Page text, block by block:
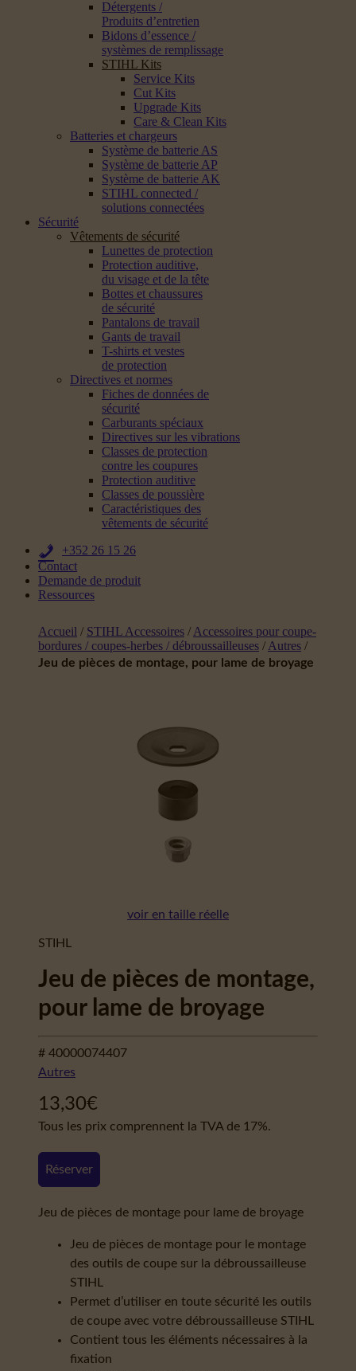
Détergents /
Produits d’entretien
Bidons d’essence /
systèmes de remplissage
STIHL Kits
Service Kits
Cut Kits
Upgrade Kits
Care & Clean Kits
Batteries et chargeurs
Système de batterie AS
Système de batterie AP
Système de batterie AK
STIHL connected /
solutions connectées
Sécurité
Vêtements de sécurité
Lunettes de protection
Protection auditive,
du visage et de la tête
Bottes et chaussures
de sécurité
Pantalons de travail
Gants de travail
T-shirts et vestes
de protection
Directives et normes
Fiches de données de
sécurité
Carburants spéciaux
Directives sur les vibrations
Classes de protection
contre les coupures
Protection auditive
Classes de poussière
Caractéristiques des
vêtements de sécurité
+352 26 15 26
Contact
Demande de produit
Ressources
Accueil / STIHL Accessoires / Accessoires pour coupe-
bordures / coupes-herbes / débroussailleuses / Autres /
Jeu de pièces de montage, pour lame de broyage
voir en taille réelle
STIHL
Jeu de pièces de montage,
pour lame de broyage
# 40000074407
Autres
13,30€
Tous les prix comprennent la TVA de 17%.
Réserver
Jeu de pièces de montage pour lame de broyage
Jeu de pièces de montage pour le montage
des outils de coupe sur la débroussailleuse
STIHL
Permet d’utiliser en toute sécurité les outils
de coupe avec votre débroussailleuse STIHL
Contient tous les éléments nécessaires à la
fixation